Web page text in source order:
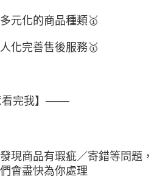
元化的商品種類 🥇
化完善售後服務🥇
完我】───
現商品有瑕疵／寄錯等問題，
會盡快為你處理